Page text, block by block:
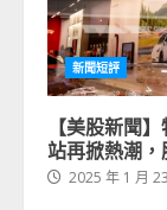
新聞短評
【美股新聞
站再掀熱潮，
2025 年 1 月